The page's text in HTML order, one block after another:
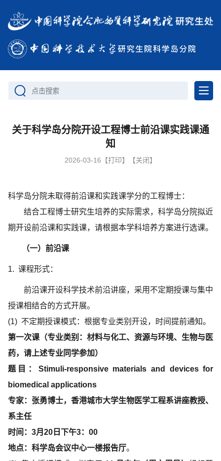
点击搜索
关于科学岛分院开设工程博士前沿课实践课通
知
2026-03-16 【打印】 【关闭】
科学岛分院未取得前沿课和实践课学分的工程博士：
结合工程博士研究生培养的实际需求，科学岛分院拟近
期开设前沿课和实践课，请根据本学科培养方案进行选课。
（一） 前沿课
1. 课程形式：
前沿课开设科学技术前沿讲座，采用不定期授课与集中
授课相结合的方式开展。
(1) 不定期授课模式：根据专业类别开设，时间提前通知。
第一次课（专业类别：材料与化工、资源与环境、生物与医
药，请上述专业同学参加）
题目：Stimuli-responsive materials and devices for
biomedical applications
专家：张勇博士，香港城市大学生物医学工程系讲座教授、
系主任
时间：3月20日下午3：00
地点：科学岛会议中心一楼报告厅。